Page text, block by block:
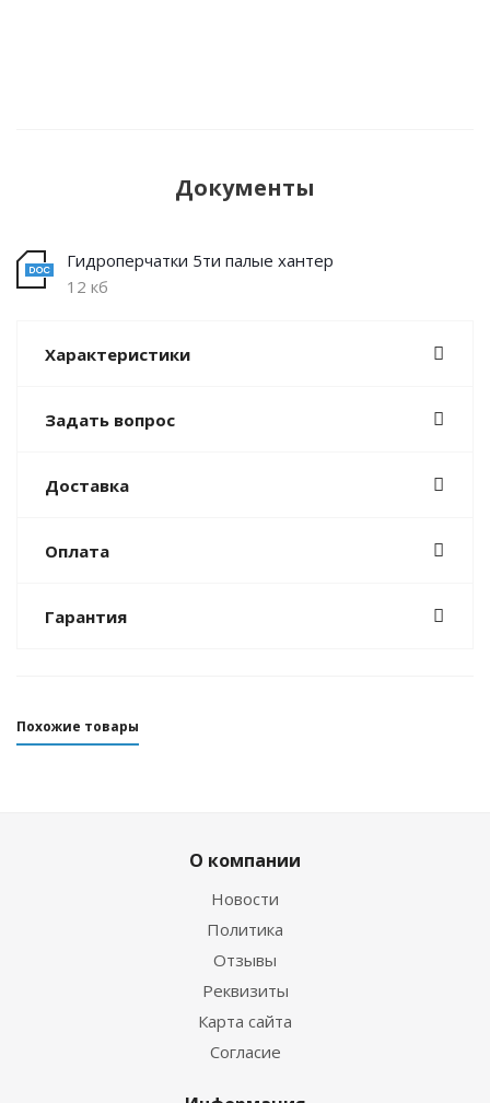
Документы
Гидроперчатки 5ти палые хантер
12 кб
Характеристики
Задать вопрос
Доставка
Оплата
Гарантия
Похожие товары
открытая пора синий
О компании
Новости
Политика
Отзывы
Реквизиты
Карта сайта
Согласие